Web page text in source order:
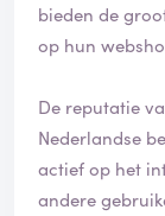
bieden de
op hun
De reputatie
Nederlandse
actief op het
andere